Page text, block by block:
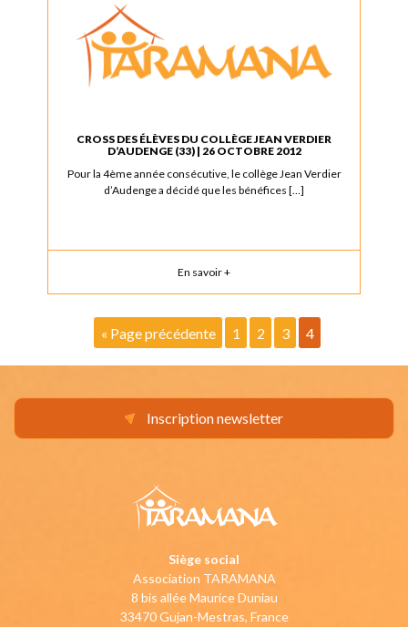
CROSS DES ÉLÈVES DU COLLÈGE JEAN VERDIER
D’AUDENGE (33) | 26 OCTOBRE 2012
Pour la 4ème année consécutive, le collège Jean Verdier
d’Audenge a décidé que les bénéfices […]
En savoir +
« Page précédente 1 2 3 4
Inscription newsletter
Siège social
Association TARAMANA
8 bis allée Maurice Duniau
33470 Gujan-Mestras, France